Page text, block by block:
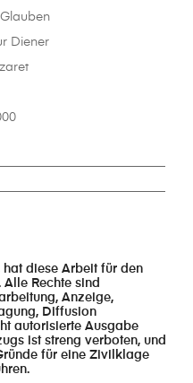
Diener
hat diese Arbeit für den
Rechte sind
Anzeige,
Diffusion
autorisierte Ausgabe
ist streng verboten, und
für eine Zivilklage